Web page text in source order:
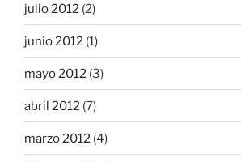
julio 2012 (2)
junio 2012 (1)
mayo 2012 (3)
abril 2012 (7)
marzo 2012 (4)